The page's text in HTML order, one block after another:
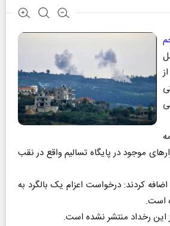
موجود در پایگاه تسالیم واقع در نقب
کردند: درخواست اعزام یک بالگرد به
است.
این رخداد منتشر نشده است.